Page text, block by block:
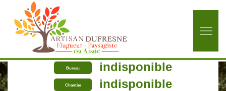
Bureau indisponible
Chantier indisponible